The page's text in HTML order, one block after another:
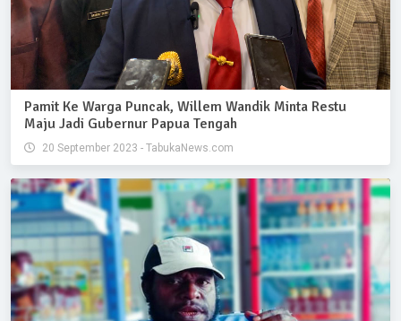
Pamit Ke Warga Puncak, Willem Wandik Minta Restu
Maju Jadi Gubernur Papua Tengah
20 September 2023 - TabukaNews.com